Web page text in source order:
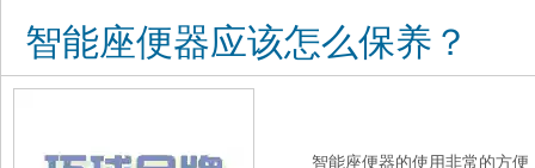
智能座便器应该怎么保养？
智能座便器的使用非常的方